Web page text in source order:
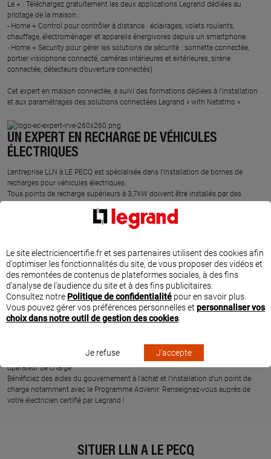
Le + : Téléchargez gratuitement les deux applications Legrand dédiées au
pilotage de la maison :
- Home + Control pour contrôler à distance : éclairages, volets roulants,
chauffage, électroménager et appareils énergivores depuis un smartphone.
- Home + Security pour gérer les solutions de sécurité : sonnette connectée,
portier visiophone connecté, caméras intérieures et extérieures, sirène
connectée, détecteurs d’ouverture connectés)
Cet expert en maison connectée, a suivi des formations dédiées à l’installation
et aux paramétrages des solutions connectées Legrand « with Netatmo ».
UN EXPERT EN RECHARGE DE VÉHICULES
ÉLECTRIQUES
L’entreprise LLN à LE PECQ est spécialisée dans l’installation de bornes de
recharges pour véhicules électriques.
Tous points de recharge supérieurs à 3,7kW doivent être installés par des
disposent de la « mention IRVE » et sont donc recommandés par Legrand pour
l’installation de bornes de recharge.
formations obligatoires proposées par Legrand et dédiées à l’installation de
bornes de recharge.
Vous avez besoin de recharger rapidement votre véhicule électrique que vous
soyez en maison individuelle ou en résidence ? Votre électricien certifié LLN à LE
PECQ vous proposera d’installer une borne de recharge GREEN’UP PREMIUM.
Itinérant, gros rouleur, besoin de charge à l’heure du déjeuner, plusieurs
véhicules électriques à recharger, etc. la recharge est simplifiée :
• une solution de recharge jusqu’à 7,4kW en monophasé ou 22kW en triphasé
vos heures de recharge et ainsi bénéficier des tarifs « heures creuses »
• une solution permettant l’identification du résident et la refacturation via un
opérateur de charge
Bénéficiez des aides du gouvernement à l’achat et l’installation d’un point de
charge notamment avec le Programme Advenir. Renseignez-vous auprès de
votre électricien certifié par Legrand !
SITUER LLN À LE PECQ
Le site electriciencertifie.fr et ses partenaires utilisent des cookies afin
d'optimiser les fonctionnalités du site, de vous proposer des vidéos et
des remontées de contenus de plateformes sociales, à des fins
d'analyse de l'audience du site et à des fins publicitaires.
Consultez notre Politique de confidentialité pour en savoir plus.
Vous pouvez gérer vos préférences personnelles et personnaliser vos
choix dans notre outil de gestion des cookies.
Je refuse J'accepte